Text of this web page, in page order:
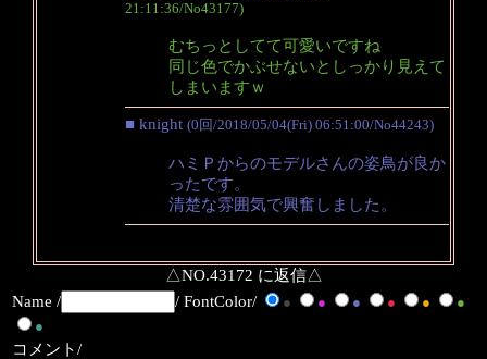
21:11:36/No43177)
むちっとしてて可愛いですね
同じ色でかぶせないとしっかり見えて
しまいますｗ
■ knight (0回/2018/05/04(Fri) 06:51:00/No44243)
ハミＰからのモデルさんの姿鳥が良か
ったです。
清楚な雰囲気で興奮しました。
△NO.43172 に返信△
Name /
/ FontColor/ ● ● ● ● ●
●
●
コメント/